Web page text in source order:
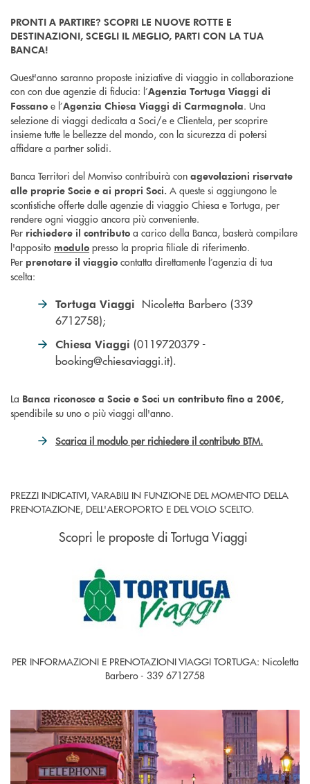
PRONTI A PARTIRE? SCOPRI LE NUOVE ROTTE E
DESTINAZIONI, SCEGLI IL MEGLIO, PARTI CON LA TUA
BANCA!
Quest'anno saranno proposte iniziative di viaggio in collaborazione
con con due agenzie di fiducia: l’Agenzia Tortuga Viaggi di
Fossano e l’Agenzia Chiesa Viaggi di Carmagnola. Una
selezione di viaggi dedicata a Soci/e e Clientela, per scoprire
insieme tutte le bellezze del mondo, con la sicurezza di potersi
affidare a partner solidi.
Banca Territori del Monviso contribuirà con agevolazioni riservate
alle proprie Socie e ai propri Soci. A queste si aggiungono le
scontistiche offerte dalle agenzie di viaggio Chiesa e Tortuga, per
rendere ogni viaggio ancora più conveniente.
Per richiedere il contributo a carico della Banca, basterà compilare
l'apposito modulo presso la propria filiale di riferimento.
Per prenotare il viaggio contatta direttamente l’agenzia di tua
scelta:
Tortuga Viaggi Nicoletta Barbero (339
6712758);
Chiesa Viaggi (0119720379 -
booking@chiesaviaggi.it).
La Banca riconosce a Socie e Soci un contributo fino a 200€,
spendibile su uno o più viaggi all'anno.
Scarica il modulo per richiedere il contributo BTM.
PREZZI INDICATIVI, VARABILI IN FUNZIONE DEL MOMENTO DELLA
PRENOTAZIONE, DELL'AEROPORTO E DEL VOLO SCELTO.
Scopri le proposte di Tortuga Viaggi
PER INFORMAZIONI E PRENOTAZIONI VIAGGI TORTUGA: Nicoletta
Barbero - 339 6712758